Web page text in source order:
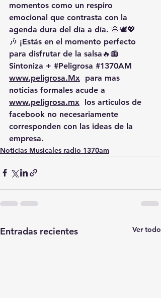
momentos como un respiro
emocional que contrasta con la
agenda dura del día a día. 🌸🕊️💖
🎶 ¡Estás en el momento perfecto
para disfrutar de la salsa🔥📻
Sintoniza + #Peligrosa #1370AM
www.peligrosa.Mx para mas
noticias formales acude a
www.peligrosa.mx los articulos de
facebook no necesariamente
corresponden con las ideas de la
empresa.
Noticias Musicales radio 1370am
Entradas recientes Ver todo